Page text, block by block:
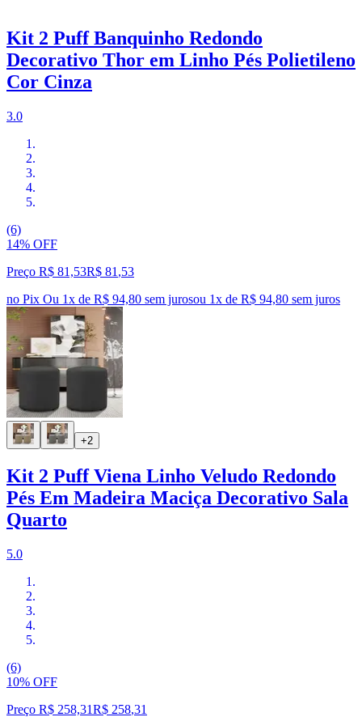
Kit 2 Puff Banquinho Redondo
Decorativo Thor em Linho Pés Polietileno
Cor Cinza
3.0
(6)
14% OFF
Preço R$ 81,53R$ 81 ,53
no Pix Ou 1x de R$ 94,80 sem jurosou 1x de R$ 94,80 sem juros
+2
Kit 2 Puff Viena Linho Veludo Redondo
Pés Em Madeira Maciça Decorativo Sala
Quarto
5.0
(6)
10% OFF
Preço R$ 258,31R$ 258,31